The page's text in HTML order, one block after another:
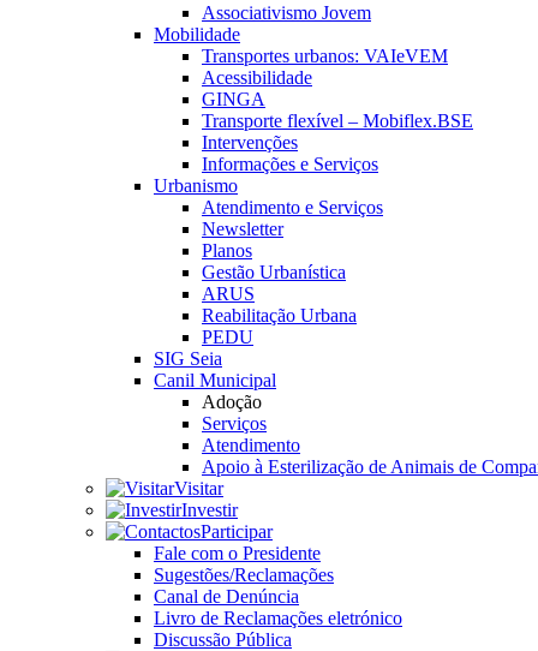
Associativismo Jovem
Mobilidade
Transportes urbanos: VAIeVEM
Acessibilidade
GINGA
Transporte flexível – Mobiflex.BSE
Intervenções
Informações e Serviços
Urbanismo
Atendimento e Serviços
Newsletter
Planos
Gestão Urbanística
ARUS
Reabilitação Urbana
PEDU
SIG Seia
Canil Municipal
Adoção
Serviços
Atendimento
Apoio à Esterilização de Animais de
Visitar
Investir
Participar
Fale com o Presidente
Sugestões/Reclamações
Canal de Denúncia
Livro de Reclamações eletrónico
Discussão Pública